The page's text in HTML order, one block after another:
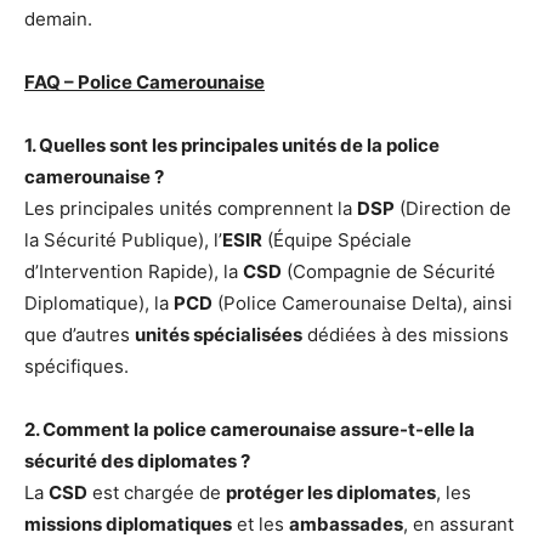
demain.
FAQ – Police Camerounaise
1. Quelles sont les principales unités de la police
camerounaise ?
Les principales unités comprennent la DSP (Direction de
la Sécurité Publique), l’ESIR (Équipe Spéciale
d’Intervention Rapide), la CSD (Compagnie de Sécurité
Diplomatique), la PCD (Police Camerounaise Delta), ainsi
que d’autres unités spécialisées dédiées à des missions
spécifiques.
2. Comment la police camerounaise assure-t-elle la
sécurité des diplomates ?
La CSD est chargée de protéger les diplomates, les
missions diplomatiques et les ambassades, en assurant